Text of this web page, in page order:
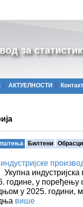
за
АКТУЕЛНОСТИ Контакт
Билтени Обрасци
индустријска
године, у поређењу
у 2025. години,
више